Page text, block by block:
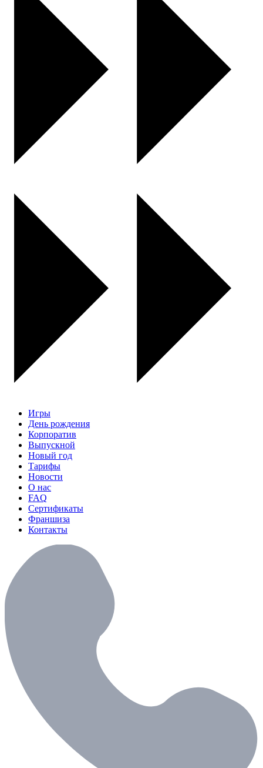
Игры
День рождения
Корпоратив
Выпускной
Новый год
Тарифы
Новости
О нас
FAQ
Сертификаты
Франшиза
Контакты